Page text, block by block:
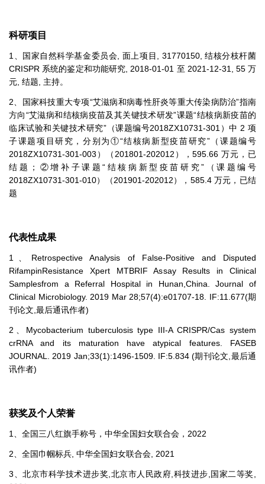
科研项目
1、国家自然科学基金委员会, 面上项目, 31770150, 结核分枝杆菌
CRISPR 系统的鉴定和功能研究, 2018-01-01 至 2021-12-31, 55 万
元, 结题, 主持。
2、国家科技重大专项“艾滋病和病毒性肝炎等重大传染病防治”指南
方向“艾滋病和结核病疫苗及其关键技术研发”课题“结核病新疫苗的
临床试验和关键技术研究”（课题编号2018ZX10731-301）中 2 项
子课题项目研究，分别为①“结核病新型疫苗研究”（课题编号
2018ZX10731-301-003）（201801-202012），595.66 万元，已
结题；②增补子课题“结核病新型疫苗研究”（课题编号
2018ZX10731-301-010）（201901-202012），585.4 万元，已结
题
代表性成果
1、Retrospective Analysis of False-Positive and Disputed
RifampinResistance Xpert MTBRIF Assay Results in Clinical
Samplesfrom a Referral Hospital in Hunan,China. Journal of
Clinical Microbiology. 2019 Mar 28;57(4):e01707-18. IF:11.677(期
刊论文,最后通讯作者)
2、Mycobacterium tuberculosis type III-A CRISPR/Cas system
crRNA and its maturation have atypical features. FASEB
JOURNAL. 2019 Jan;33(1):1496-1509. IF:5.834 (期刊论文,最后通
讯作者)
获奖及个人荣誉
1、全国三八红旗手称号，中华全国妇女联合会，2022
2、全国巾帼标兵, 中华全国妇女联合会, 2021
3、北京市科学技术进步奖,北京市人民政府,科技进步,国家二等奖,